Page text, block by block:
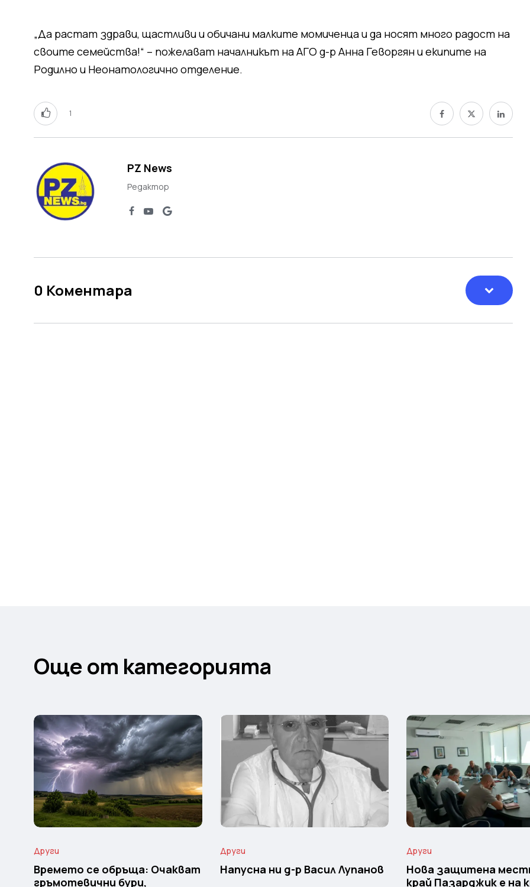
„Да растат здрави, щастливи и обичани малките момиченца и да носят много радост на
своите семейства!“ – пожелават началникът на АГО д-р Анна Геворгян и екипите на
Родилно и Неонатологично отделение.
1
PZ News
Редактор
0 Коментара
Още от категорията
Други
Времето се обръща: Очакват
гръмотевични бури,
Други
Напусна ни д-р Васил Лупанов
Други
Нова защитена
край Пазарджик е на